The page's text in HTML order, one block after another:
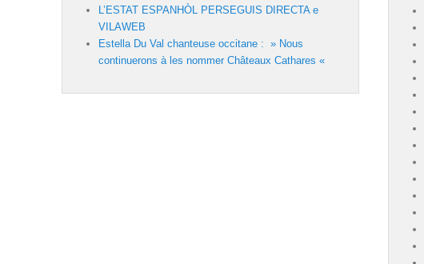
L’ESTAT ESPANHÒL PERSEGUIS DIRECTA e
VILAWEB
Estella Du Val chanteuse occitane : » Nous
continuerons à les nommer Châteaux Cathares «